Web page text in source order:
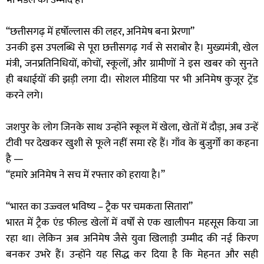
“छत्तीसगढ़ में हर्षोल्लास की लहर, अनिमेष बना प्रेरणा”
उनकी इस उपलब्धि से पूरा छत्तीसगढ़ गर्व से सराबोर है। मुख्यमंत्री, खेल
मंत्री, जनप्रतिनिधियों, कोचों, स्कूलों, और ग्रामीणों ने इस खबर को सुनते
ही बधाईयों की झड़ी लगा दी। सोशल मीडिया पर भी अनिमेष कुजूर ट्रेंड
करने लगे।
जशपुर के लोग जिनके साथ उन्होंने स्कूल में खेला, खेतों में दौड़ा, अब उन्हें
टीवी पर देखकर खुशी से फूले नहीं समा रहे हैं। गाँव के बुजुर्गों का कहना
है —
“हमारे अनिमेष ने सच में रफ्तार को हराया है।”
“भारत का उज्ज्वल भविष्य – ट्रैक पर चमकता सितारा”
भारत में ट्रैक एंड फील्ड खेलों में वर्षों से एक खालीपन महसूस किया जा
रहा था। लेकिन अब अनिमेष जैसे युवा खिलाड़ी उम्मीद की नई किरण
बनकर उभरे हैं। उन्होंने यह सिद्ध कर दिया है कि मेहनत और सही